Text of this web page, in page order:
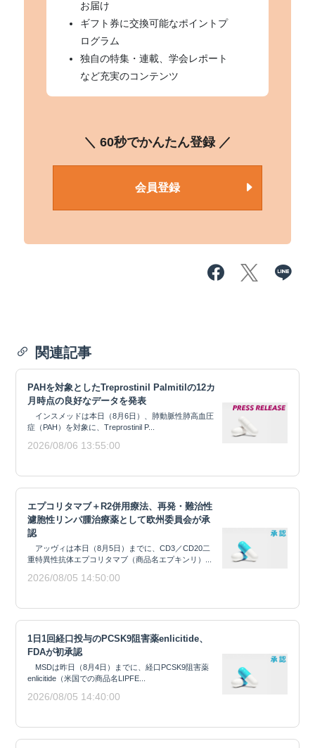
お届け
ギフト券に交換可能なポイントプ
ログラム
独自の特集・連載、学会レポート
など充実のコンテンツ
＼ 60秒でかんたん登録 ／
会員登録
関連記事
PAHを対象としたTreprostinil Palmitilの12カ
月時点の良好なデータを発表
インスメッドは本日（8月6日）、肺動脈性肺高血圧
症（PAH）を対象に、Treprostinil P...
2026/08/06 13:55:00
エプコリタマブ＋R2併用療法、再発・難治性
濾胞性リンパ腫治療薬として欧州委員会が承
認
アッヴィは本日（8月5日）までに、CD3／CD20二
重特異性抗体エプコリタマブ（商品名エプキンリ）...
2026/08/05 14:50:00
1日1回経口投与のPCSK9阻害薬enlicitide、
FDAが初承認
MSDは昨日（8月4日）までに、経口PCSK9阻害薬
enlicitide（米国での商品名LIPFE...
2026/08/05 14:40:00